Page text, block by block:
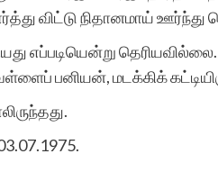
விட்டு நிதானமாய் ஊர்ந்து
எப்படியென்று
பனியன், மடக்கிக்